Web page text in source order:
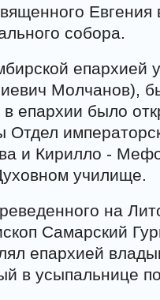
собора.
епархией
Молчанов),
епархии было
Отдел
и Кирилло -
училище.
на
Самарский
епархией
в усыпальнице